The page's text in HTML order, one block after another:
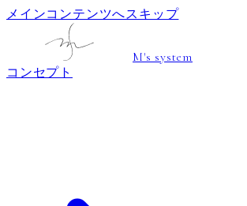
メインコンテンツへスキップ
M's system
コンセプト